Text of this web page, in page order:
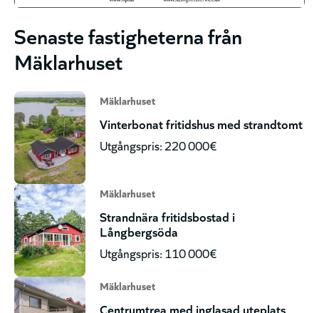
Senaste fastigheterna från
Mäklarhuset
Mäklarhuset
Vinterbonat fritidshus med strandtomt
Utgångspris: 220 000€
Mäklarhuset
Strandnära fritidsbostad i
Långbergsöda
Utgångspris: 110 000€
Mäklarhuset
Centrumtrea med inglasad uteplats